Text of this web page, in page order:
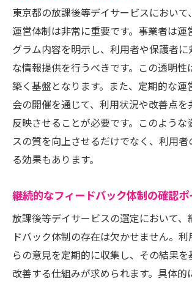
東京都の放課後等デイサービスにおいて
運営体制は非常に重要です。事業者は運
グラム内容を明示し、利用者や保護者
な情報提供を行うべきです。この透明性
築く基盤となります。また、定期的な運
会の開催を通じて、利用状況や改善点を
反映させることが必要です。このような
スの質を向上させるだけでなく、利用
る効果もあります。
継続的なフィードバック体制の確認ポ
放課後等デイサービスの選定において、
ドバック体制の存在は欠かせません。
らの意見を定期的に収集し、その結果
改善する仕組みが求められます。具体的